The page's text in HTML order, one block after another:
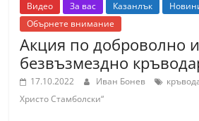
Видео За вас Казанлък
Обърнете внимание
Акция по доброволно и
безвъзмездно
17.10.2022 Иван Бонев
Христо Стамболски“